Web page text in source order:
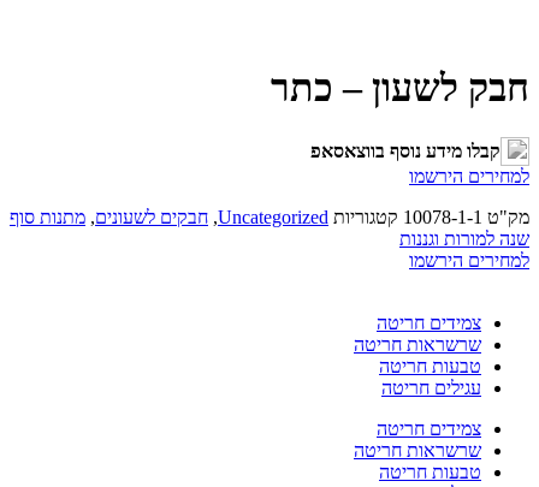
חבק לשעון – כתר
קבלו מידע נוסף בווצאסאפ
למחירים הירשמו
מק"ט 10078-1-1 קטגוריות Uncategorized
, חבקים לשעונים, מתנות סוף
שנה למורות וגננות
למחירים הירשמו
צמידים חריטה
שרשראות חריטה
טבעות חריטה
עגילים חריטה
צמידים חריטה
שרשראות חריטה
טבעות חריטה